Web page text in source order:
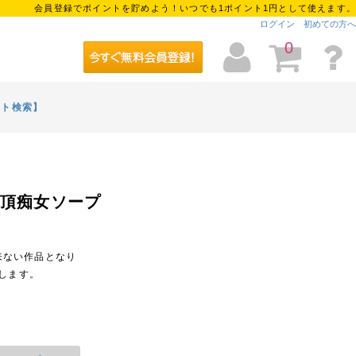
会員登録でポイントを貯めよう！いつでも1ポイント1円として使えます。
ログイン
初めての方へ
0
検索】
痴女ソープ
い作品となり
ます。